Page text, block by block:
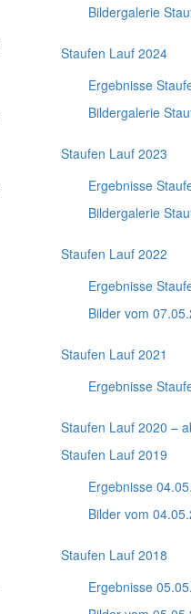
Bildergalerie
Staufen Lauf 2024
Ergebnisse
Bildergalerie
Staufen Lauf 2023
Ergebnisse
Bildergalerie
Staufen Lauf 2022
Ergebnisse
Bilder vom
Staufen Lauf 2021
Ergebnisse
Staufen Lauf 2020 –
Staufen Lauf 2019
Ergebnisse
Bilder vom
Staufen Lauf 2018
Ergebnisse